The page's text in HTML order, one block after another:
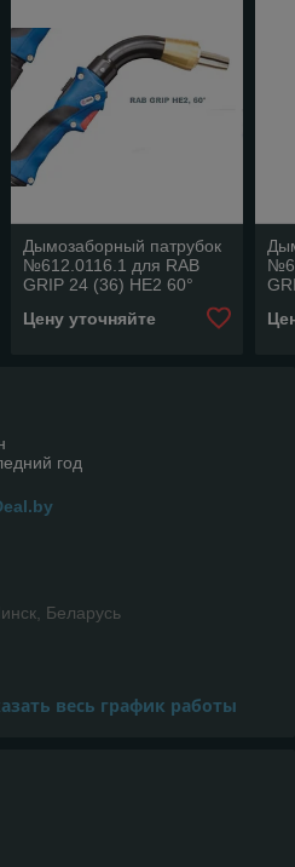
Дымозаборный патрубок
№612.0116.1 для RAB
GRIP 24 (36) HE2 60°
Цену уточняйте
год
Беларусь
весь график работы